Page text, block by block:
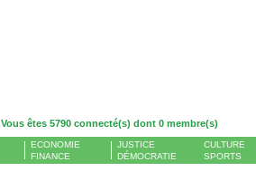
Vous êtes 5790 connecté(s) dont 0 membre(s)
ECONOMIE
FINANCE
JUSTICE
DÉMOCRATIE
CULTURE
SPORTS